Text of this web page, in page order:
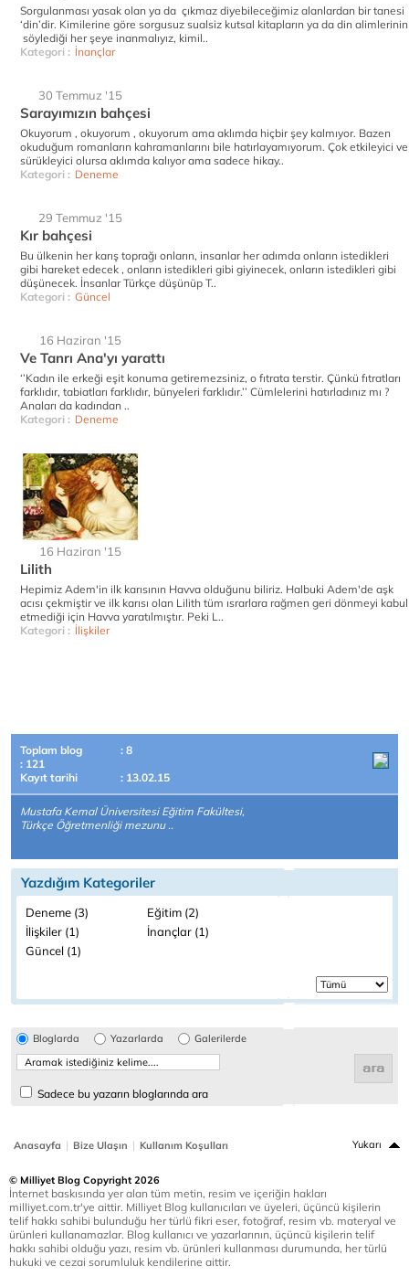
Sorgulanması yasak olan ya da çıkmaz diyebileceğimiz alanlardan bir tanesi
‘din’dir. Kimilerine göre sorgusuz sualsiz kutsal kitapların ya da din alimlerinin
söylediği her şeye inanmalıyız, kimil..
Kategori : İnançlar
30 Temmuz '15
Sarayımızın bahçesi
Okuyorum , okuyorum , okuyorum ama aklımda hiçbir şey kalmıyor. Bazen
okuduğum romanların kahramanlarını bile hatırlayamıyorum. Çok etkileyici ve
sürükleyici olursa aklımda kalıyor ama sadece hikay..
Kategori : Deneme
29 Temmuz '15
Kır bahçesi
Bu ülkenin her karış toprağı onların, insanlar her adımda onların istedikleri
gibi hareket edecek , onların istedikleri gibi giyinecek, onların istedikleri gibi
düşünecek. İnsanlar Türkçe düşünüp T..
Kategori : Güncel
16 Haziran '15
Ve Tanrı Ana'yı yarattı
‘’Kadın ile erkeği eşit konuma getiremezsiniz, o fıtrata terstir. Çünkü fıtratları
farklıdır, tabiatları farklıdır, bünyeleri farklıdır.’’ Cümlelerini hatırladınız mı ?
Anaları da kadından ..
Kategori : Deneme
16 Haziran '15
Lilith
Hepimiz Adem'in ilk karısının Havva olduğunu biliriz. Halbuki Adem'de aşk
acısı çekmiştir ve ilk karısı olan Lilith tüm ısrarlara rağmen geri dönmeyi kabul
etmediği için Havva yaratılmıştır. Peki L..
Kategori : İlişkiler
Toplam blog
: 8
: 121
Kayıt tarihi
: 13.02.15
Mustafa Kemal Üniversitesi Eğitim Fakültesi,
Türkçe Öğretmenliği mezunu ..
Yazdığım Kategoriler
Deneme (3)
Eğitim (2)
İlişkiler (1)
İnançlar (1)
Güncel (1)
Bloglarda Yazarlarda Galerilerde
Sadece bu yazarın bloglarında ara
Anasayfa | Bize Ulaşın | Kullanım Koşulları Yukarı
© Milliyet Blog Copyright 2026
İnternet baskısında yer alan tüm metin, resim ve içeriğin hakları
milliyet.com.tr'ye aittir. Milliyet Blog kullanıcıları ve üyeleri, üçüncü kişilerin
telif hakkı sahibi bulunduğu her türlü fikri eser, fotoğraf, resim vb. materyal ve
ürünleri kullanamazlar. Blog kullanıcı ve yazarlarının, üçüncü kişilerin telif
hakkı sahibi olduğu yazı, resim vb. ürünleri kullanması durumunda, her türlü
hukuki ve cezai sorumluluk kendilerine aittir.